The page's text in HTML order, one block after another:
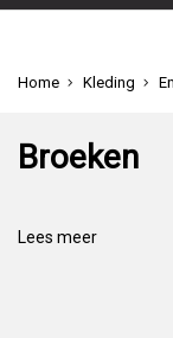
Home Kleding
Broeken
Lees meer